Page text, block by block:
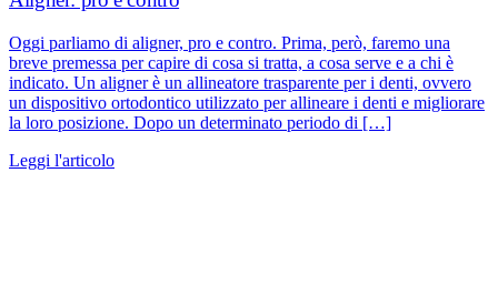
Oggi parliamo di aligner, pro e contro. Prima, però, faremo una
breve premessa per capire di cosa si tratta, a cosa serve e a chi è
indicato. Un aligner è un allineatore trasparente per i denti, ovvero
un dispositivo ortodontico utilizzato per allineare i denti e migliorare
la loro posizione. Dopo un determinato periodo di […]
Leggi l'articolo